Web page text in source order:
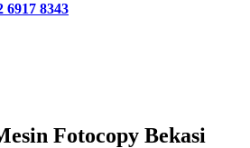
6917 8343
Fotocopy Bekasi